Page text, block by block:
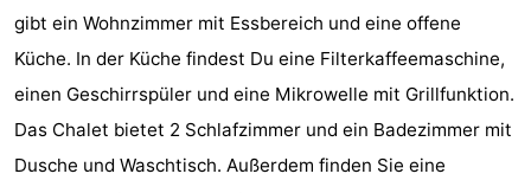
gibt ein Wohnzimmer mit Essbereich und eine offene
Küche. In der Küche findest Du eine Filterkaffeemaschine,
einen Geschirrspüler und eine Mikrowelle mit Grillfunktion.
Das Chalet bietet 2 Schlafzimmer und ein Badezimmer mit
Dusche und Waschtisch. Außerdem finden Sie eine